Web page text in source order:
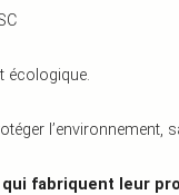
écologique.
l’environnement,
fabriquent leur